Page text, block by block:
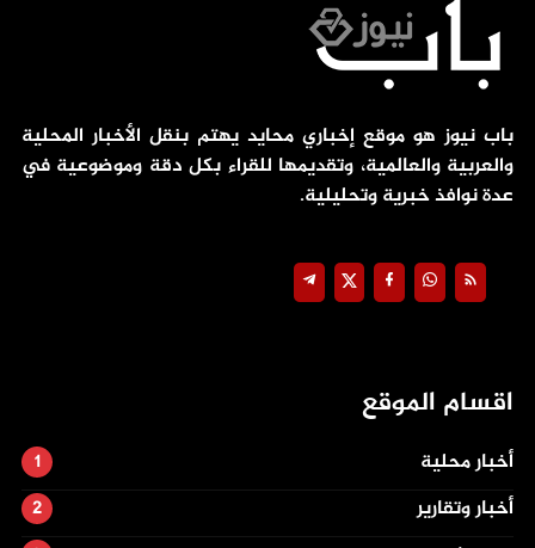
باب نيوز هو موقع إخباري محايد يهتم بنقل الأخبار المحلية
والعربية والعالمية، وتقديمها للقراء بكل دقة وموضوعية في
عدة نوافذ خبرية وتحليلية.
اقسام الموقع
أخبار محلية
أخبار وتقارير